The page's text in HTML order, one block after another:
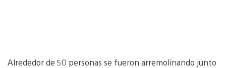
Alrededor de 50 personas se fueron arremolinando junto